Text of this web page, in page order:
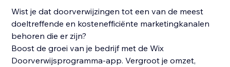
Wist je dat doorverwijzingen tot een van de meest
doeltreffende en kostenefficiënte marketingkanalen
behoren die er zijn?
Boost de groei van je bedrijf met de Wix
Doorverwijsprogramma-app. Vergroot je omzet,